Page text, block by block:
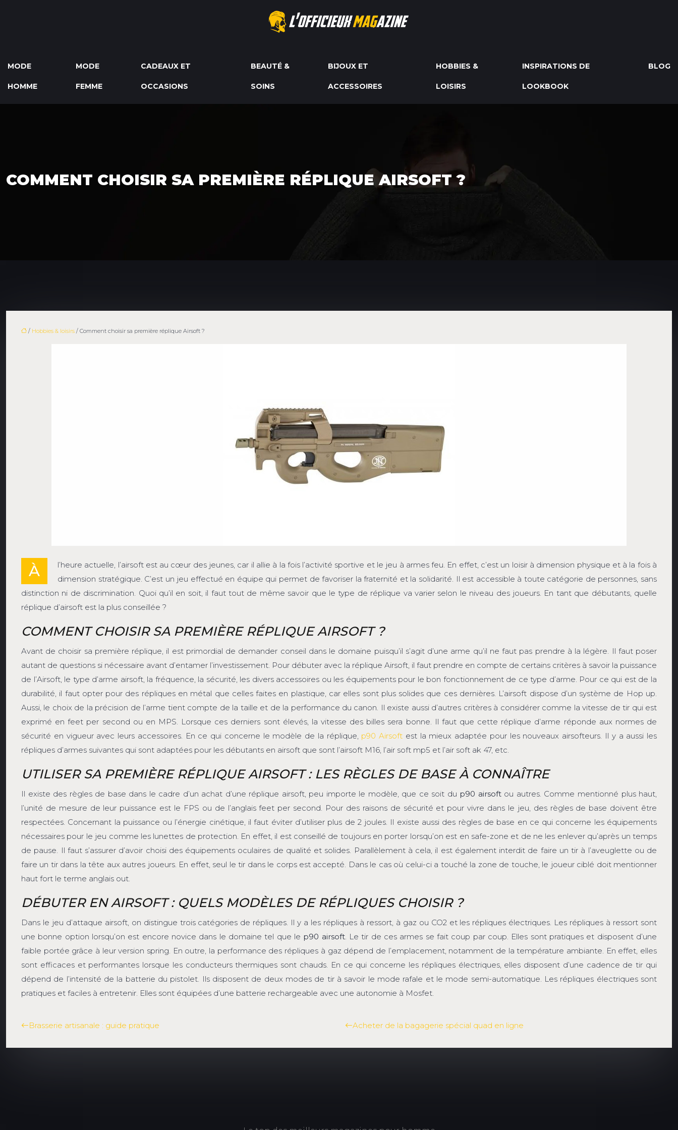
MODE
HOMME
MODE
FEMME
CADEAUX ET
OCCASIONS
BEAUTÉ &
SOINS
BIJOUX ET
ACCESSOIRES
HOBBIES &
LOISIRS
INSPIRATIONS DE
LOOKBOOK
BLOG
COMMENT CHOISIR SA PREMIÈRE RÉPLIQUE AIRSOFT ?
/ Hobbies & loisirs / Comment choisir sa première réplique Airsoft ?
À
l’heure actuelle, l’airsoft est au cœur des jeunes, car il allie à la fois l’activité sportive et le jeu à armes feu. En effet, c’est un loisir à dimension physique et à la fois à
dimension stratégique. C’est un jeu effectué en équipe qui permet de favoriser la fraternité et la solidarité. Il est accessible à toute catégorie de personnes, sans
distinction ni de discrimination. Quoi qu’il en soit, il faut tout de même savoir que le type de réplique va varier selon le niveau des joueurs. En tant que débutants, quelle
réplique d’airsoft est la plus conseillée ?
COMMENT CHOISIR SA PREMIÈRE RÉPLIQUE AIRSOFT ?
Avant de choisir sa première réplique, il est primordial de demander conseil dans le domaine puisqu’il s’agit d’une arme qu’il ne faut pas prendre à la légère. Il faut poser
autant de questions si nécessaire avant d’entamer l’investissement. Pour débuter avec la réplique Airsoft, il faut prendre en compte de certains critères à savoir la puissance
de l’Airsoft, le type d’arme airsoft, la fréquence, la sécurité, les divers accessoires ou les équipements pour le bon fonctionnement de ce type d’arme. Pour ce qui est de la
durabilité, il faut opter pour des répliques en métal que celles faites en plastique, car elles sont plus solides que ces dernières. L’airsoft dispose d’un système de Hop up.
Aussi, le choix de la précision de l’arme tient compte de la taille et de la performance du canon. Il existe aussi d’autres critères à considérer comme la vitesse de tir qui est
exprimé en feet per second ou en MPS. Lorsque ces derniers sont élevés, la vitesse des billes sera bonne. Il faut que cette réplique d’arme réponde aux normes de
sécurité en vigueur avec leurs accessoires. En ce qui concerne le modèle de la réplique, p90 Airsoft est la mieux adaptée pour les nouveaux airsofteurs. Il y a aussi les
répliques d’armes suivantes qui sont adaptées pour les débutants en airsoft que sont l’airsoft M16, l’air soft mp5 et l’air soft ak 47, etc.
UTILISER SA PREMIÈRE RÉPLIQUE AIRSOFT : LES RÈGLES DE BASE À CONNAÎTRE
Il existe des règles de base dans le cadre d’un achat d’une réplique airsoft, peu importe le modèle, que ce soit du p90 airsoftou autres. Comme mentionné plus haut,
l’unité de mesure de leur puissance est le FPS ou de l’anglais feet per second. Pour des raisons de sécurité et pour vivre dans le jeu, des règles de base doivent être
respectées. Concernant la puissance ou l’énergie cinétique, il faut éviter d’utiliser plus de 2 joules. Il existe aussi des règles de base en ce qui concerne les équipements
nécessaires pour le jeu comme les lunettes de protection. En effet, il est conseillé de toujours en porter lorsqu’on est en safe-zone et de ne les enlever qu’après un temps
de pause. Il faut s’assurer d’avoir choisi des équipements oculaires de qualité et solides. Parallèlement à cela, il est également interdit de faire un tir à l’aveuglette ou de
faire un tir dans la tête aux autres joueurs. En effet, seul le tir dans le corps est accepté. Dans le cas où celui-ci a touché la zone de touche, le joueur ciblé doit mentionner
haut fort le terme anglais out.
DÉBUTER EN AIRSOFT : QUELS MODÈLES DE RÉPLIQUES CHOISIR ?
Dans le jeu d’attaque airsoft, on distingue trois catégories de répliques. Il y a les répliques à ressort, à gaz ou CO2 et les répliques électriques. Les répliques à ressort sont
une bonne option lorsqu’on est encore novice dans le domaine tel que le p90 airsoft. Le tir de ces armes se fait coup par coup. Elles sont pratiques et disposent d’une
faible portée grâce à leur version spring. En outre, la performance des répliques à gaz dépend de l’emplacement, notamment de la température ambiante. En effet, elles
sont efficaces et performantes lorsque les conducteurs thermiques sont chauds. En ce qui concerne les répliques électriques, elles disposent d’une cadence de tir qui
dépend de l’intensité de la batterie du pistolet. Ils disposent de deux modes de tir à savoir le mode rafale et le mode semi-automatique. Les répliques électriques sont
pratiques et faciles à entretenir. Elles sont équipées d’une batterie rechargeable avec une autonomie à Mosfet.
Brasserie artisanale : guide pratique Acheter de la bagagerie spécial quad en ligne